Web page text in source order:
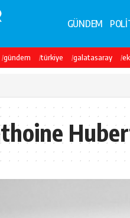
GÜNDEM
gündem türkiye galatasaray